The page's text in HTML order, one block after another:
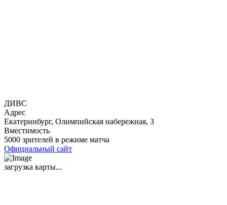
ДИВС
Адрес
Екатеринбург, Олимпийская набережная, 3
Вместимость
5000 зрителей в режиме матча
Официальный сайт
загрузка карты...